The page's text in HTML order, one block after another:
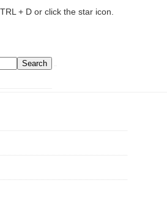
+ D or click the star icon.